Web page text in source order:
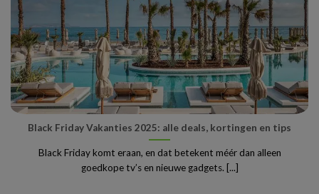
Black Friday Vakanties 2025: alle deals, kortingen en tips
Black Friday komt eraan, en dat betekent méér dan alleen
goedkope tv’s en nieuwe gadgets. [...]